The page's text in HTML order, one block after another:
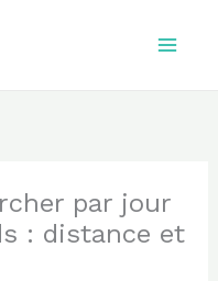
par jour
: distance et